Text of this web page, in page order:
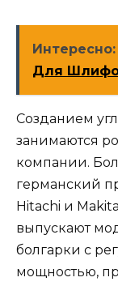
Интересно:
Для
Созданием
занимаются
компании.
германский
Hitachi и
выпускают
болгарки с
мощностью,